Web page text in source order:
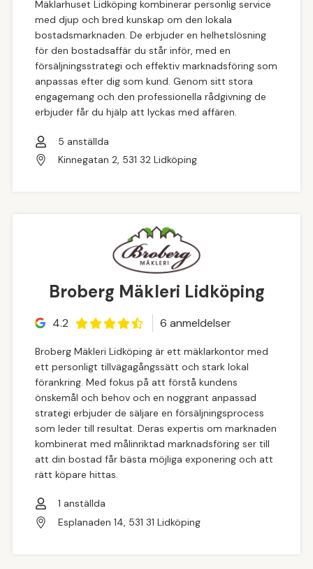
Mäklarhuset Lidköping kombinerar personlig service
med djup och bred kunskap om den lokala
bostadsmarknaden. De erbjuder en helhetslösning
för den bostadsaffär du står inför, med en
försäljningsstrategi och effektiv marknadsföring som
anpassas efter dig som kund. Genom sitt stora
engagemang och den professionella rådgivning de
erbjuder får du hjälp att lyckas med affären.
5 anställda
Kinnegatan 2, 531 32 Lidköping
Broberg Mäkleri Lidköping
4.2 6 anmeldelser
Broberg Mäkleri Lidköping är ett mäklarkontor med
ett personligt tillvägagångssätt och stark lokal
förankring. Med fokus på att förstå kundens
önskemål och behov och en noggrant anpassad
strategi erbjuder de säljare en försäljningsprocess
som leder till resultat. Deras expertis om marknaden
kombinerat med målinriktad marknadsföring ser till
att din bostad får bästa möjliga exponering och att
rätt köpare hittas.
1 anställda
Esplanaden 14, 531 31 Lidköping